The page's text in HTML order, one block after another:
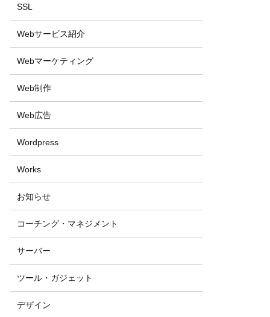
SSL
Webサービス紹介
Webマーケティング
Web制作
Web広告
Wordpress
Works
お知らせ
コーチング・マネジメント
サーバー
ツール・ガジェット
デザイン